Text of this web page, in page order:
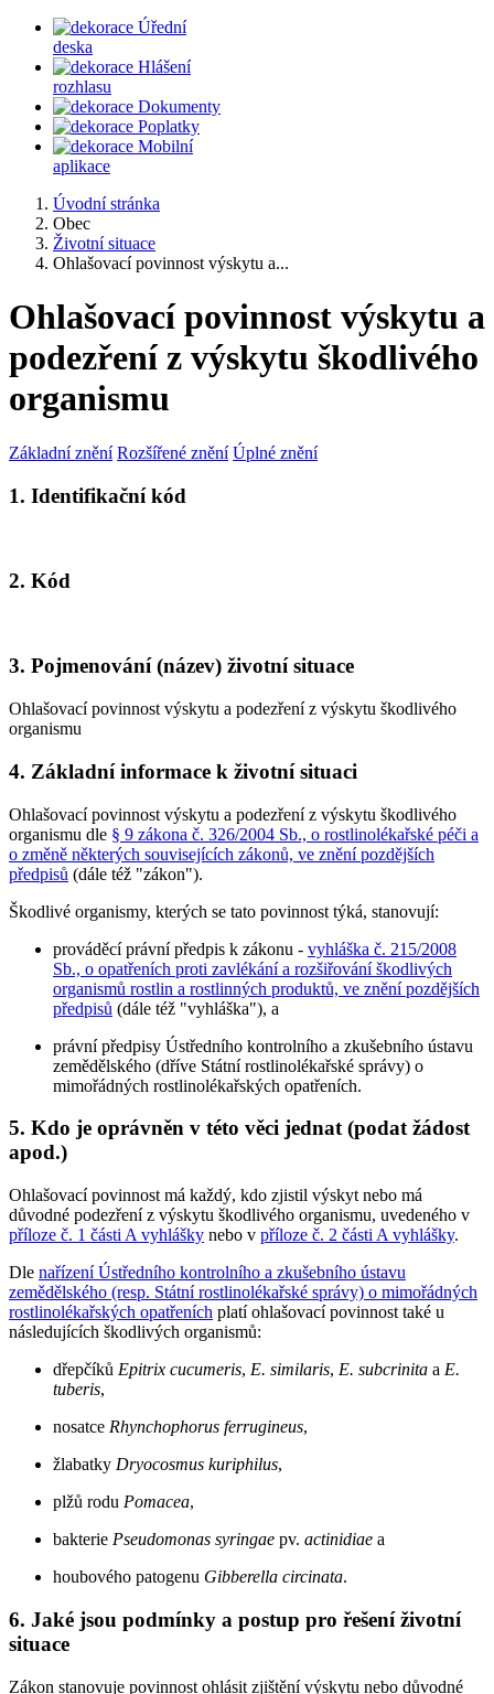
Úřední
deska
Hlášení
rozhlasu
Dokumenty
Poplatky
Mobilní
aplikace
Úvodní stránka
Obec
Životní situace
Ohlašovací povinnost výskytu a...
Ohlašovací povinnost výskytu a
podezření z výskytu škodlivého
organismu
Základní znění Rozšířené znění Úplné znění
1. Identifikační kód
2. Kód
3. Pojmenování (název) životní situace
Ohlašovací povinnost výskytu a podezření z výskytu škodlivého
organismu
4. Základní informace k životní situaci
Ohlašovací povinnost výskytu a podezření z výskytu škodlivého
organismu dle § 9 zákona č. 326/2004 Sb., o rostlinolékařské péči a
o změně některých souvisejících zákonů, ve znění pozdějších
předpisů (dále též "zákon").
Škodlivé organismy, kterých se tato povinnost týká, stanovují:
prováděcí právní předpis k zákonu - vyhláška č. 215/2008
Sb., o opatřeních proti zavlékání a rozšiřování škodlivých
organismů rostlin a rostlinných produktů, ve znění pozdějších
předpisů (dále též "vyhláška"), a
právní předpisy Ústředního kontrolního a zkušebního ústavu
zemědělského (dříve Státní rostlinolékařské správy) o
mimořádných rostlinolékařských opatřeních.
5. Kdo je oprávněn v této věci jednat (podat žádost
apod.)
Ohlašovací povinnost má každý, kdo zjistil výskyt nebo má
důvodné podezření z výskytu škodlivého organismu, uvedeného v
příloze č. 1 části A vyhlášky nebo v příloze č. 2 části A vyhlášky.
Dle nařízení Ústředního kontrolního a zkušebního ústavu
zemědělského (resp. Státní rostlinolékařské správy) o mimořádných
rostlinolékařských opatřeních platí ohlašovací povinnost také u
následujících škodlivých organismů:
dřepčíků Epitrix cucumeris, E. similaris, E. subcrinita a E.
tuberis,
nosatce Rhynchophorus ferrugineus,
žlabatky Dryocosmus kuriphilus,
plžů rodu Pomacea,
bakterie Pseudomonas syringae pv. actinidiae a
houbového patogenu Gibberella circinata.
6. Jaké jsou podmínky a postup pro řešení životní
situace
Zákon stanovuje povinnost ohlásit zjištění výskytu nebo důvodné